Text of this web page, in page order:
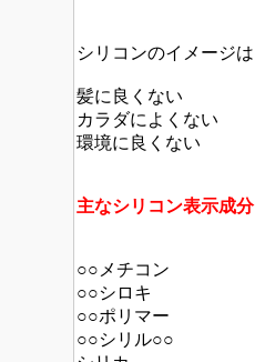
シリコンのイメージは
髪に良くない
カラダによくない
環境に良くない
主なシリコン表示成分
○○メチコン
○○シロキ
○○ポリマー
○○シリル○○